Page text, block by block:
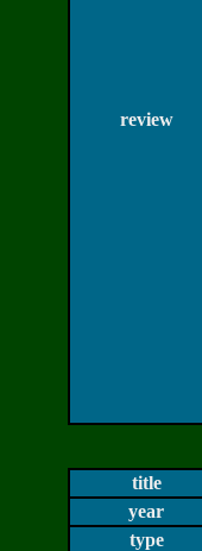
review
title
year
type